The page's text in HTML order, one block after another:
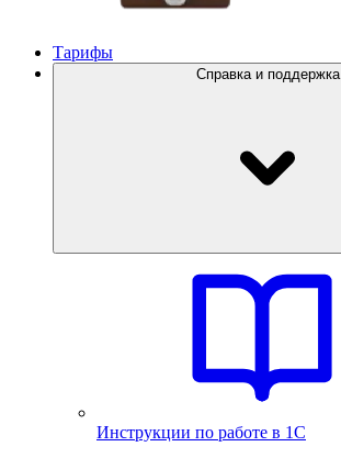
Тарифы
Справка и поддержка
Инструкции по работе в 1С